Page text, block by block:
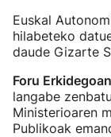
Euskal
hilabeteko
daude Gizarte
Foru Erkidegoan
langabe
Ministerioaren
Publikoak